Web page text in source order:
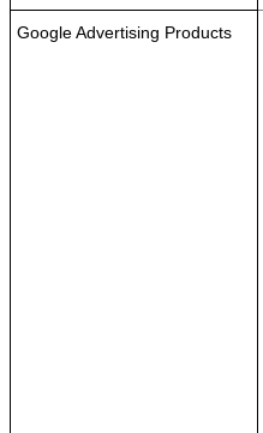
Google Advertising Products